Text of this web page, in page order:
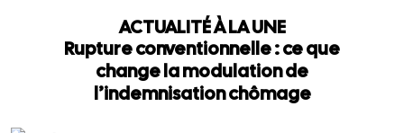
ACTUALITÉ À LA UNE
Rupture conventionnelle : ce que
change la modulation de
l’indemnisation chômage